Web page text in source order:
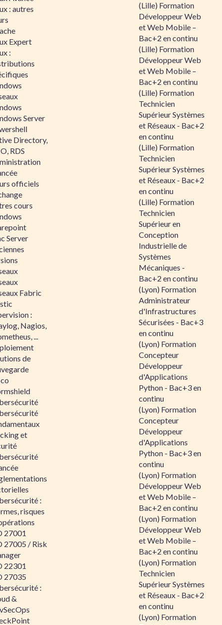
: autres
Expert
:
Server
Directory,
RDS
officiels
cours
Server
Fabric
:
Nagios,
...
de
et
:
risques
27001
27005 / Risk
22301
27035
:
&
(Lille) Formation
Développeur Web
et Web Mobile –
Bac+2 en continu
(Lille) Formation
Développeur Web
et Web Mobile –
Bac+2 en continu
(Lille) Formation
Technicien
Supérieur Systèmes
et Réseaux - Bac+2
en continu
(Lille) Formation
Technicien
Supérieur Systèmes
et Réseaux - Bac+2
en continu
(Lille) Formation
Technicien
Supérieur en
Conception
Industrielle de
Systèmes
Mécaniques -
Bac+2 en continu
(Lyon) Formation
Administrateur
d'Infrastructures
Sécurisées - Bac+3
en continu
(Lyon) Formation
Concepteur
Développeur
d'Applications
Python - Bac+3 en
continu
(Lyon) Formation
Concepteur
Développeur
d'Applications
Python - Bac+3 en
continu
(Lyon) Formation
Développeur Web
et Web Mobile –
Bac+2 en continu
(Lyon) Formation
Développeur Web
et Web Mobile –
Bac+2 en continu
(Lyon) Formation
Technicien
Supérieur Systèmes
et Réseaux - Bac+2
en continu
(Lyon) Formation